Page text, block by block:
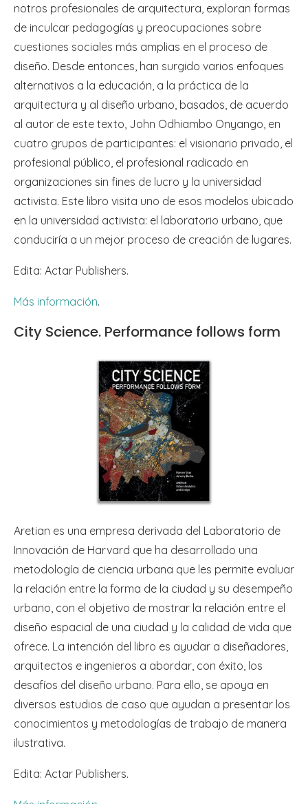
notros profesionales de arquitectura, exploran formas
de inculcar pedagogías y preocupaciones sobre
cuestiones sociales más amplias en el proceso de
diseño. Desde entonces, han surgido varios enfoques
alternativos a la educación, a la práctica de la
arquitectura y al diseño urbano, basados, de acuerdo
al autor de este texto, John Odhiambo Onyango, ​​en
cuatro grupos de participantes: el visionario privado, el
profesional público, el profesional radicado en
organizaciones sin fines de lucro y la universidad
activista. Este libro visita uno de esos modelos ubicado
en la universidad activista: el laboratorio urbano, que
conduciría a un mejor proceso de creación de lugares.
Edita: Actar Publishers.
Más información.
City Science. Performance follows form
Aretian es una empresa derivada del Laboratorio de
Innovación de Harvard que ha desarrollado una
metodología de ciencia urbana que les permite evaluar
la relación entre la forma de la ciudad y su desempeño
urbano, con el objetivo de mostrar la relación entre el
diseño espacial de una ciudad y la calidad de vida que
ofrece. La intención del libro es ayudar a diseñadores,
arquitectos e ingenieros a abordar, con éxito, los
desafíos del diseño urbano. Para ello, se apoya en
diversos estudios de caso que ayudan a presentar los
conocimientos y metodologías de trabajo de manera
ilustrativa.
Edita: Actar Publishers.